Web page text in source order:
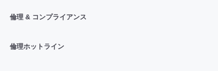
倫理 & コンプライアンス
倫理ホットライン